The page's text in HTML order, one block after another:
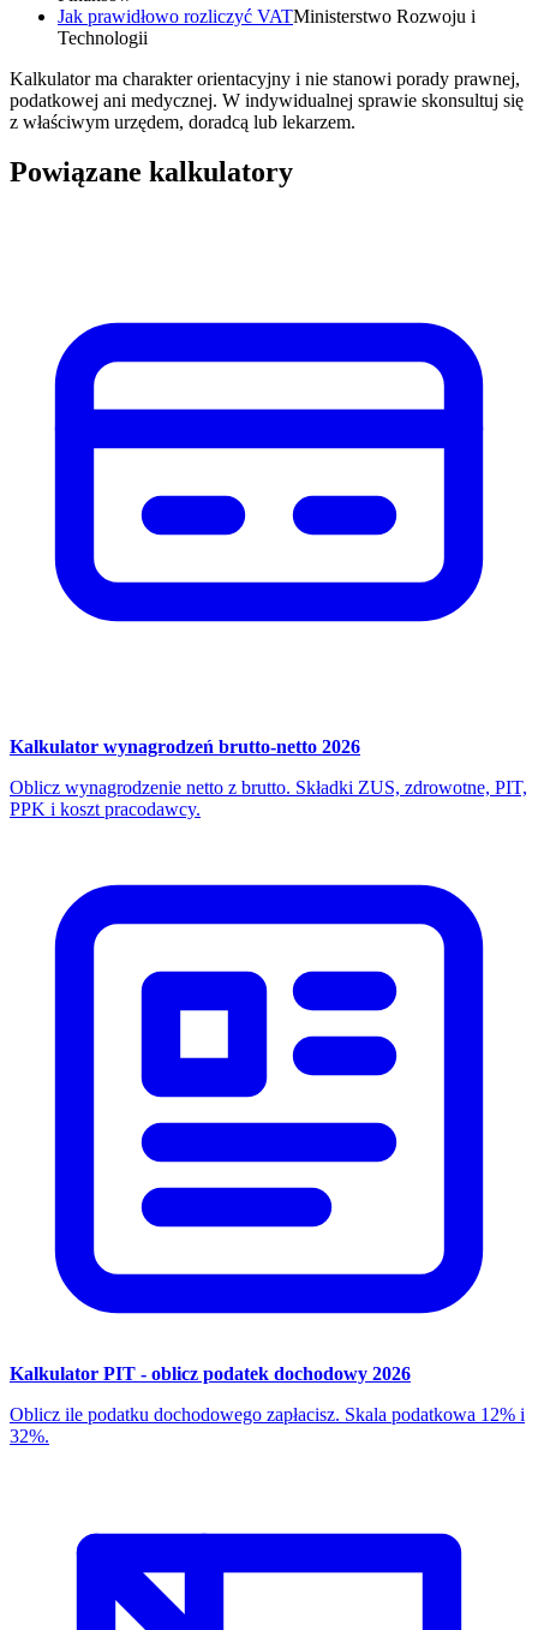
Jak prawidłowo rozliczyć VATMinisterstwo Rozwoju i
Technologii
Kalkulator ma charakter orientacyjny i nie stanowi porady prawnej,
podatkowej ani medycznej. W indywidualnej sprawie skonsultuj się
z właściwym urzędem, doradcą lub lekarzem.
Powiązane kalkulatory
Kalkulator wynagrodzeń brutto-netto 2026
Oblicz wynagrodzenie netto z brutto. Składki ZUS, zdrowotne, PIT,
PPK i koszt pracodawcy.
Kalkulator PIT - oblicz podatek dochodowy 2026
Oblicz ile podatku dochodowego zapłacisz. Skala podatkowa 12% i
32%.